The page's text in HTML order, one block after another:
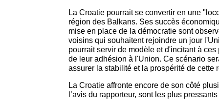
La Croatie pourrait se convertir en une
région des Balkans. Ses succès
mise en place de la démocratie sont
voisins qui souhaitent rejoindre un jour
pourrait servir de modèle et d'incitant à
de leur adhésion à l'Union. Ce scénario
assurer la stabilité et la prospérité de cette
La Croatie affronte encore de son côté
l’avis du rapporteur, sont les plus pressants